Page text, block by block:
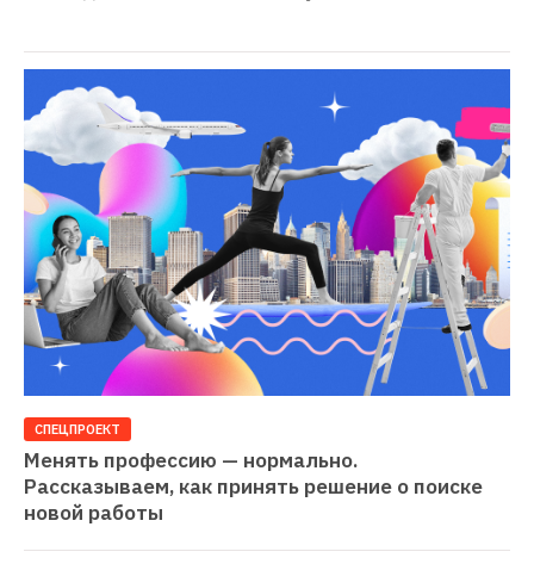
СПЕЦПРОЕКТ
Менять профессию — нормально.
Рассказываем, как принять решение о поиске
новой работы